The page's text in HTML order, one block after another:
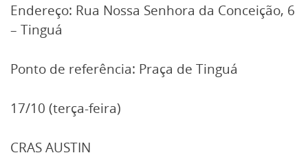
Endereço: Rua Nossa Senhora da Conceição, 6
– Tinguá
Ponto de referência: Praça de Tinguá
17/10 (terça-feira)
CRAS AUSTIN